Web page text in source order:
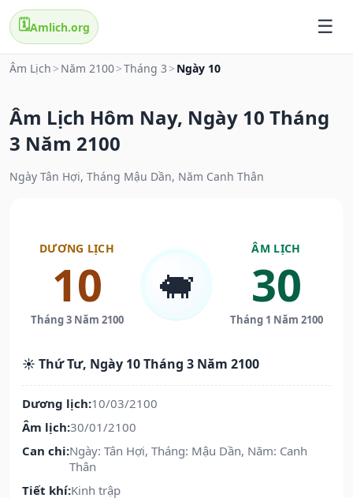
🗓️Amlich.org
Âm Lịch > Năm 2100>Tháng 3 > Ngày 10
Âm Lịch Hôm Nay, Ngày 10 Tháng
3 Năm 2100
Ngày Tân Hợi, Tháng Mậu Dần, Năm Canh Thân
DƯƠNG LỊCH
10
Tháng 3 Năm 2100
🐖
ÂM LỊCH
30
Tháng 1 Năm 2100
☀️ Thứ Tư, Ngày 10 Tháng 3 Năm 2100
Dương lịch:10/03/2100
Âm lịch:30/01/2100
Can chi:Ngày: Tân Hợi, Tháng: Mậu Dần, Năm: Canh
Thân
Tiết khí:Kinh trập